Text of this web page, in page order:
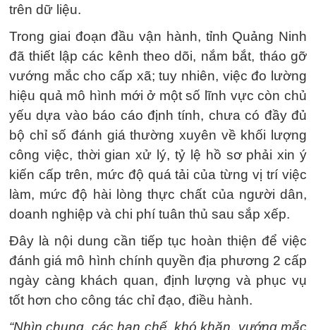
trên dữ liệu.
Trong giai đoạn đầu vận hành, tỉnh Quảng Ninh
đã thiết lập các kênh theo dõi, nắm bắt, tháo gỡ
vướng mắc cho cấp xã; tuy nhiên, việc đo lường
hiệu quả mô hình mới ở một số lĩnh vực còn chủ
yếu dựa vào báo cáo định tính, chưa có đầy đủ
bộ chỉ số đánh giá thường xuyên về khối lượng
công việc, thời gian xử lý, tỷ lệ hồ sơ phải xin ý
kiến cấp trên, mức độ quá tải của từng vị trí việc
làm, mức độ hài lòng thực chất của người dân,
doanh nghiệp và chi phí tuân thủ sau sắp xếp.
Đây là nội dung cần tiếp tục hoàn thiện để việc
đánh giá mô hình chính quyền địa phương 2 cấp
ngày càng khách quan, định lượng và phục vụ
tốt hơn cho công tác chỉ đạo, điều hành.
“Nhìn chung, các hạn chế, khó khăn, vướng mắc